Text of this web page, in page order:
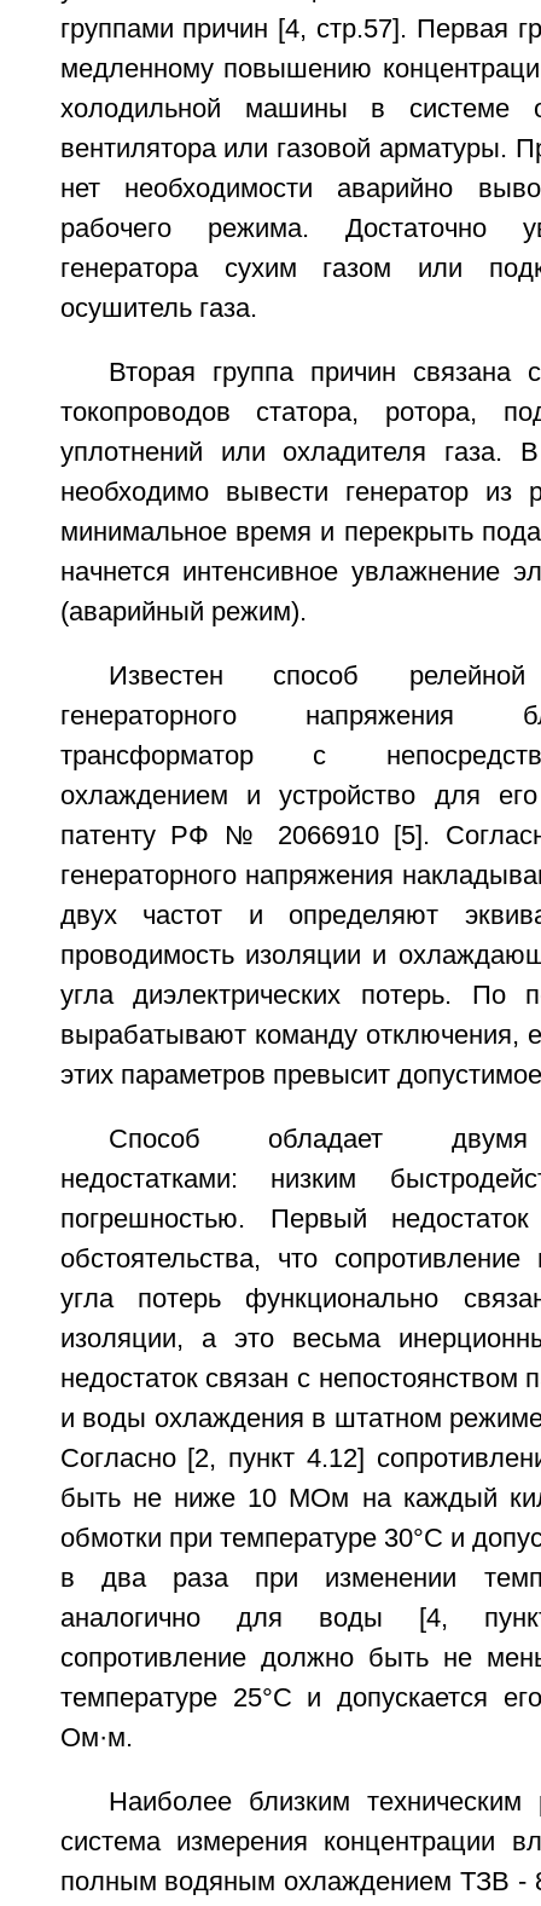
группами причин [4, стр.57]. Первая
медленному повышению
холодильной машины в системе
вентилятора или газовой арматуры.
нет необходимости аварийно
рабочего режима. Достаточно
генератора сухим газом или
осушитель газа.
Вторая группа причин связана
токопроводов статора, ротора,
уплотнений или охладителя газа.
необходимо вывести генератор из
минимальное время и перекрыть
начнется интенсивное увлажнение
(аварийный режим).
Известен способ
генераторного напряжения
трансформатор с
охлаждением и устройство для
патенту РФ № 2066910 [5].
генераторного напряжения
двух частот и определяют
проводимость изоляции и
угла диэлектрических потерь. По
вырабатывают команду отключения,
этих параметров превысит
Способ обладает двумя
недостатками: низким
погрешностью. Первый
обстоятельства, что
угла потерь функционально
изоляции, а это весьма
недостаток связан с непостоянством
и воды охлаждения в штатном
Согласно [2, пункт 4.12]
быть не ниже 10 МОм на каждый
обмотки при температуре 30°С и
в два раза при изменении
аналогично для воды [4,
сопротивление должно быть не
температуре 25°С и допускается
Ом·м.
Наиболее близким
система измерения концентрации
полным водяным охлаждением ТЗВ -